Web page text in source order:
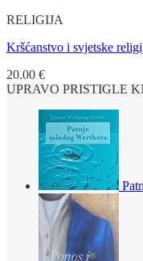
RELIGIJA
Kršćanstvo i svjetske
20.00 €
UPRAVO PRISTIGLE